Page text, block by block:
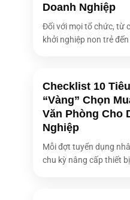
Kích thước màn
14.0-inch
Loại màn hình
WUXGA
Anti-
WUXGA
Độ sáng màn
400 nits
Độ phủ màu màn
sRGB:
Màn hình Cảm
Doanh Nghiệp
Đối với mọi tổ chức, từ
khởi nghiệp non trẻ
Checklist 10
“Vàng” Chọn
Văn Phòng Cho
Nghiệp
Mỗi đợt tuyển dụng
chu kỳ nâng cấp thiết